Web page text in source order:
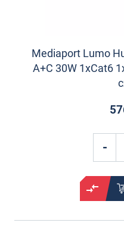
Mediaport Lumo
A+C 30W 1xCat6